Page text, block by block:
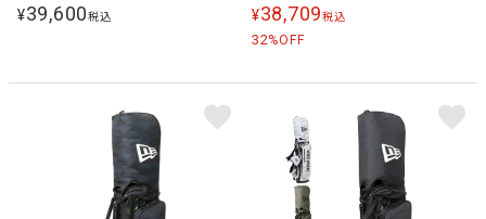
グ BRG261T40
¥39,600税込 ¥38,709税込
32%OFF